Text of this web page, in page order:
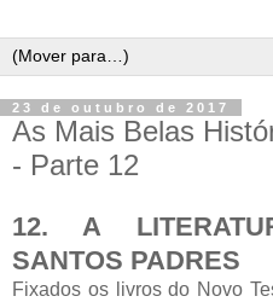
23 de outubro de 2017
As Mais Belas
- Parte 12
12. A
SANTOS PADRES
Fixados os livros do Novo